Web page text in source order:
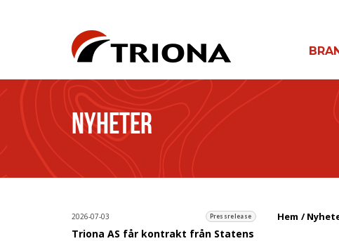
NYHETER
2026-07-03 Pressrelease
Triona AS får kontrakt från Statens
Hem